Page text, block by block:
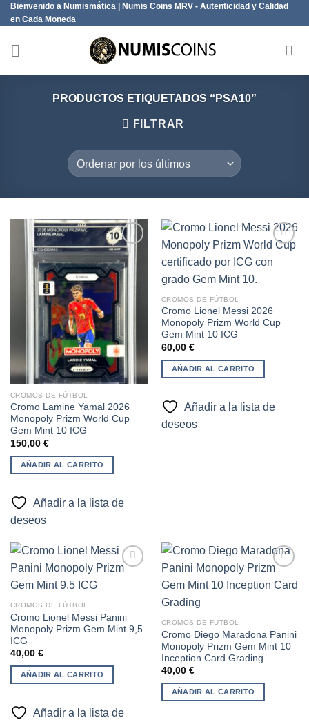
Saltar
al
contenido
Bienvenido a Numismática | Numis Coins MRV - Autenticidad y Calidad
en Cada Moneda
PRODUCTOS ETIQUETADOS “PSA10”
FILTRAR
Añadir
lista de
deseos
CROMOS DE FÚTBOL
Cromo Lamine Yamal 2026
Monopoly Prizm World Cup
Gem Mint 10 ICG
150,00 €
AÑADIR AL CARRITO
Añadir a la lista de
deseos
deseos
CROMOS DE FÚTBOL
Cromo Lionel Messi 2026
Monopoly Prizm World Cup
Gem Mint 10 ICG
60,00 €
AÑADIR AL CARRITO
Añadir a la lista de
deseos
lista de
deseos
CROMOS DE FÚTBOL
Cromo Lionel Messi Panini
Monopoly Prizm Gem Mint 9,5
ICG
40,00 €
AÑADIR AL CARRITO
Añadir a la lista de
deseos
CROMOS DE FÚTBOL
Cromo Diego Maradona Panini
Monopoly Prizm Gem Mint 10
Inception Card Grading
40,00 €
AÑADIR AL CARRITO